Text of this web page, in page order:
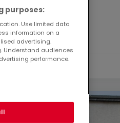
purposes:
Use limited data
information on a
advertising.
Understand audiences
performance.